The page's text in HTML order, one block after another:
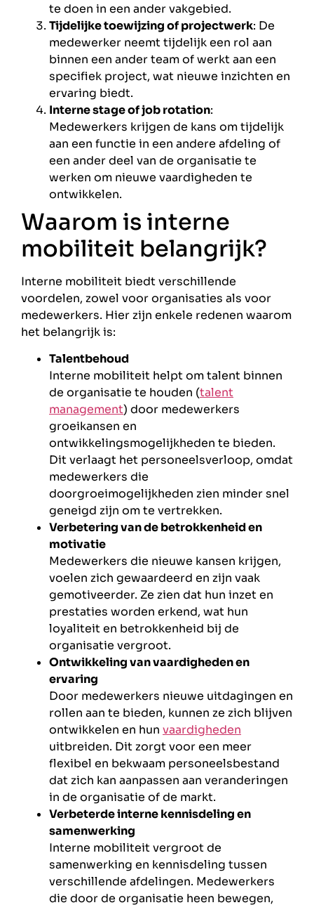
te doen in een ander vakgebied.
Tijdelijke toewijzing of projectwerk: De
medewerker neemt tijdelijk een rol aan
binnen een ander team of werkt aan een
specifiek project, wat nieuwe inzichten en
ervaring biedt.
Interne stage of job rotation:
Medewerkers krijgen de kans om tijdelijk
aan een functie in een andere afdeling of
een ander deel van de organisatie te
werken om nieuwe vaardigheden te
ontwikkelen.
Waarom is interne
mobiliteit belangrijk?
Interne mobiliteit biedt verschillende
voordelen, zowel voor organisaties als voor
medewerkers. Hier zijn enkele redenen waarom
het belangrijk is:
Talentbehoud
Interne mobiliteit helpt om talent binnen
de organisatie te houden (talent
management) door medewerkers
groeikansen en
ontwikkelingsmogelijkheden te bieden.
Dit verlaagt het personeelsverloop, omdat
medewerkers die
doorgroeimogelijkheden zien minder snel
geneigd zijn om te vertrekken.
Verbetering van de betrokkenheid en
motivatie
Medewerkers die nieuwe kansen krijgen,
voelen zich gewaardeerd en zijn vaak
gemotiveerder. Ze zien dat hun inzet en
prestaties worden erkend, wat hun
loyaliteit en betrokkenheid bij de
organisatie vergroot.
Ontwikkeling van vaardigheden en
ervaring
Door medewerkers nieuwe uitdagingen en
rollen aan te bieden, kunnen ze zich blijven
ontwikkelen en hun vaardigheden
uitbreiden. Dit zorgt voor een meer
flexibel en bekwaam personeelsbestand
dat zich kan aanpassen aan veranderingen
in de organisatie of de markt.
Verbeterde interne kennisdeling en
samenwerking
Interne mobiliteit vergroot de
samenwerking en kennisdeling tussen
verschillende afdelingen. Medewerkers
die door de organisatie heen bewegen,